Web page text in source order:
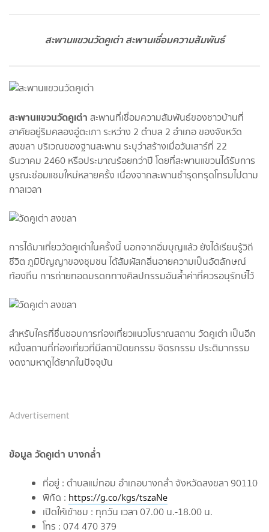
สะพานแขวนวัดคูเต่า สะพานเชื่อมความสัมพันธ์
สะพานแขวนวัดคูเต่า สะพานที่เชื่อมความสัมพันธ์ของชาวบ้านที่
อาศัยอยู่ริมคลองอู่ตะเภา ระหว่าง 2 ตำบล 2 อำเภอ ของจังหวัด
สงขลา บริเวณของฐานสะพาน ระบุว่าสร้างเมื่อวันเสาร์ที่ 22
ธันวาคม 2460 หรือประมาณร้อยกว่าปี โดยที่สะพานแขวนได้รับการ
บูรณะซ่อมแซมใหม่หลายครั้ง เนื่องจากสะพานชำรุดทรุดโทรมไปตาม
กาลเวลา
การได้มาเที่ยววัดคูเต่าในครั้งนี้ นอกจากอิ่มบุญแล้ว ยังได้เรียนรู้วิถี
ชีวิต ภูมิปัญญาของชุมชน ได้สัมผัสกลิ่นอายความเป็นอัตลักษณ์
ท้องถิ่น การถ่ายทอดมรดกทางศิลปกรรมอันล้ำค่าที่ควรอนุรักษ์ไว้
สำหรับใครที่ชื่นชอบการท่องเที่ยวแนวโบราณสถาน วัดคูเต่า เป็นอีก
หนึ่งสถานที่ท่องเที่ยวที่มีสถาปัตยกรรม จิตรกรรม ประติมากรรม
งดงามหาดูได้ยากในปัจจุบัน
Advertisement
ข้อมูล วัดคูเต่า บางกล่ำ
ที่อยู่ : ตำบลแม่ทอม อำเภอบางกล่ำ จังหวัดสงขลา 90110
พิกัด : https://g.co/kgs/tszaNe
เปิดให้เข้าชม : ทุกวัน เวลา 07.00 น.-18.00 น.
โทร : 074 470 379